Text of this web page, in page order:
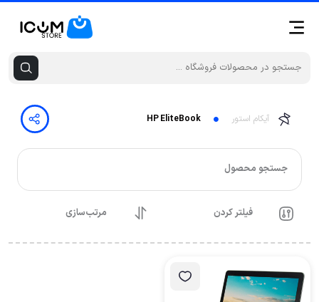
آیکام استور HP EliteBook
جستجو محصول
فیلتر کردن مرتب‌سازی